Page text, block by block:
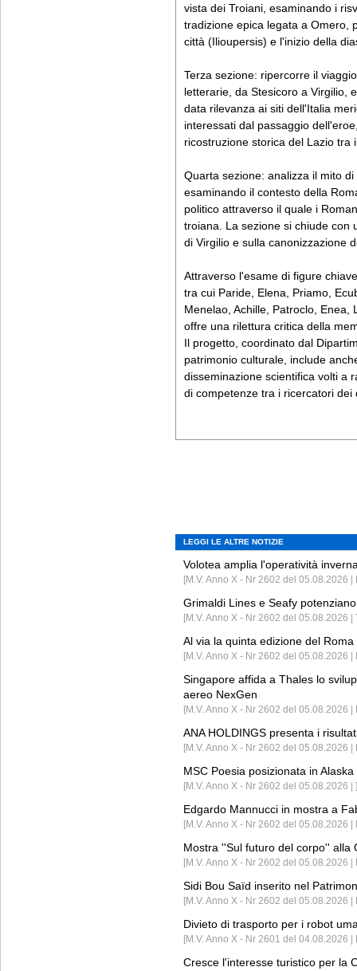
vista dei Troiani, esaminando i
tradizione epica legata a Omero,
città (Ilioupersis) e l'inizio della
Terza sezione: ripercorre il
letterarie, da Stesicoro a Virgilio,
data rilevanza ai siti dell'Italia
interessati dal passaggio
ricostruzione storica del Lazio tra
Quarta sezione: analizza il mito
esaminando il contesto della
politico attraverso il quale i
troiana. La sezione si chiude con
di Virgilio e sulla canonizzazione
Attraverso l'esame di figure
tra cui Paride, Elena, Priamo,
Menelao, Achille, Patroclo, Enea,
offre una rilettura critica della
Il progetto, coordinato dal
patrimonio culturale, include
disseminazione scientifica volti a
di competenze tra i ricercatori dei
LEGGI LE ALTRE NOTIZIE
Volotea amplia l'operatività
[M.V. Anno X - Nr 2602 del 05.08.2026 |
Grimaldi Lines e Seafy
[M.V. Anno X - Nr 2602 del 05.08.2026 |
Al via la quinta edizione del
[M.V. Anno X - Nr 2602 del 05.08.2026 |
Singapore affida a Thales lo
aereo NexGen
[M.V. Anno X - Nr 2602 del 05.08.2026
ANA HOLDINGS presenta i
[M.V. Anno X - Nr 2602 del 05.08.2026
MSC Poesia posizionata in
[M.V. Anno X - Nr 2602 del 05.08.2026 | ]
Edgardo Mannucci in mostra a
[M.V. Anno X - Nr 2602 del 05.08.2026 |
Mostra ''Sul futuro del corpo'' alla
[M.V. Anno X - Nr 2602 del 05.08.2026
Sidi Bou Saïd inserito nel
[M.V. Anno X - Nr 2602 del 05.08.2026
Divieto di trasporto per i robot
[M.V. Anno X - Nr 2601 del 04.08.2026
Cresce l'interesse turistico per la